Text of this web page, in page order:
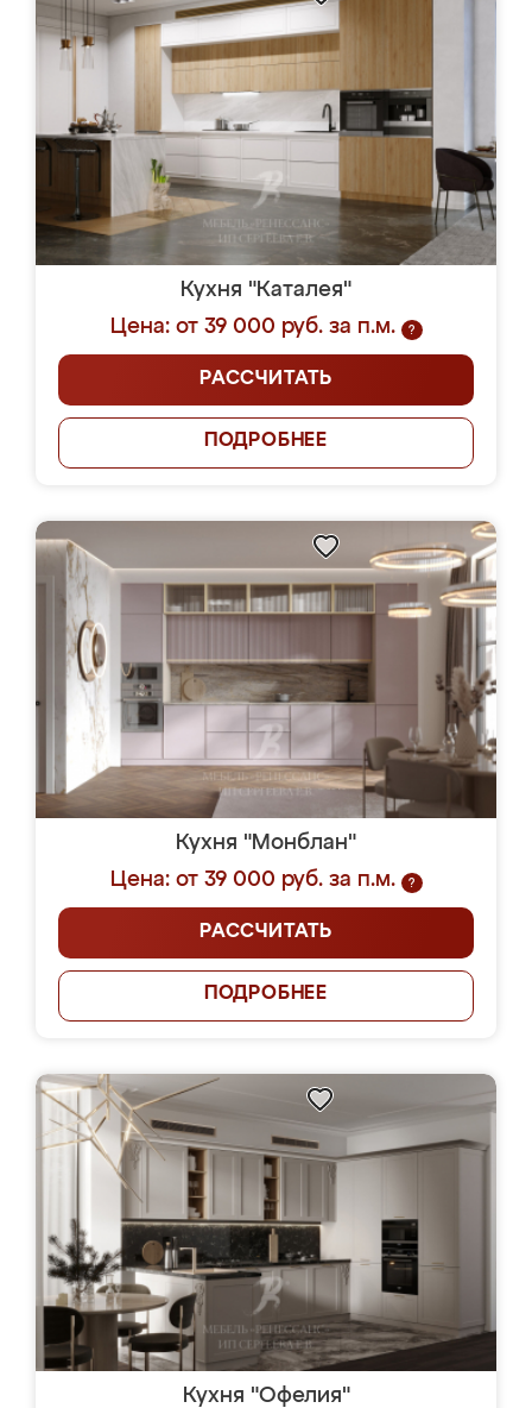
Кухня "Каталея"
Цена: от 39 000 руб. за п.м.
?
РАССЧИТАТЬ
ПОДРОБНЕЕ
Кухня "Монблан"
Цена: от 39 000 руб. за п.м.
?
РАССЧИТАТЬ
ПОДРОБНЕЕ
Кухня "Офелия"